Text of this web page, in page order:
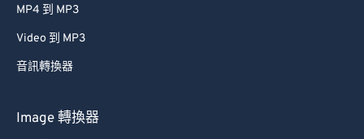
MP4 到 MP3
Video 到 MP3
音訊轉換器
Image 轉換器